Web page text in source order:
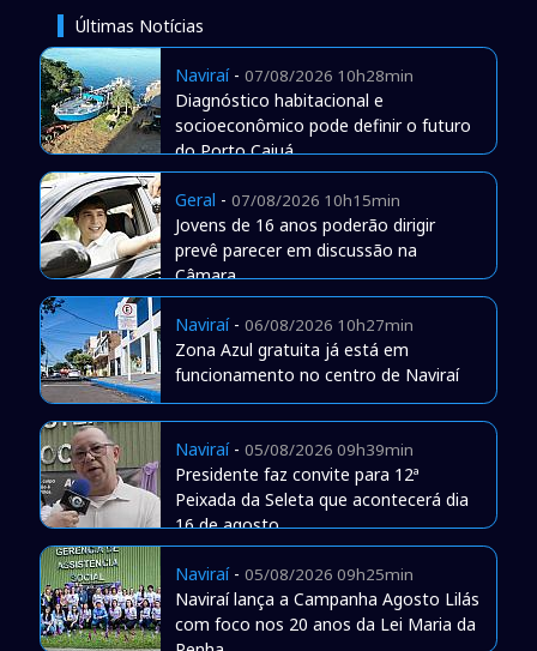
Últimas Notícias
Naviraí- 07/08/2026 10h28min
Diagnóstico habitacional e
socioeconômico pode definir o futuro
do Porto Caiuá
Geral - 07/08/2026 10h15min
Jovens de 16 anos poderão dirigir
prevê parecer em discussão na
Câmara
Naviraí- 06/08/2026 10h27min
Zona Azul gratuita já está em
funcionamento no centro de Naviraí
Naviraí- 05/08/2026 09h39min
Presidente faz convite para 12ª
Peixada da Seleta que acontecerá dia
16 de agosto
Naviraí- 05/08/2026 09h25min
Naviraí lança a Campanha Agosto Lilás
com foco nos 20 anos da Lei Maria da